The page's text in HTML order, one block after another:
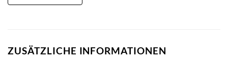
ZUSÄTZLICHE INFORMATIONEN